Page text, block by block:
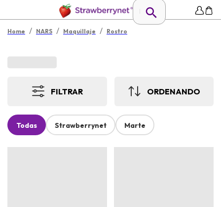
Home / NARS / Maquillaje / Rostro
FILTRAR ORDENANDO
Todas Strawberrynet Marte